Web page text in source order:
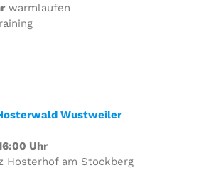
warmlaufen
Wustweiler
Uhr
Hosterhof am Stockberg